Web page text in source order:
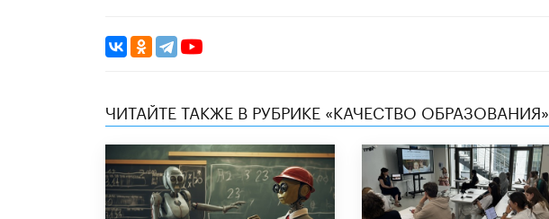
ЧИТАЙТЕ ТАКЖЕ В РУБРИКЕ «КАЧЕСТВО ОБРАЗОВАНИЯ»